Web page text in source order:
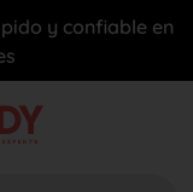
y confiable en